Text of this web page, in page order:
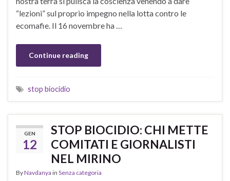
“lezioni” sul proprio impegno nella lotta contro le
ecomafie. Il 16 novembre ha …
Continue reading
stop biocidio
GEN
12
STOP BIOCIDIO: CHI METTE
COMITATI E GIORNALISTI
NEL MIRINO
ByNavdanya in Senza categoria